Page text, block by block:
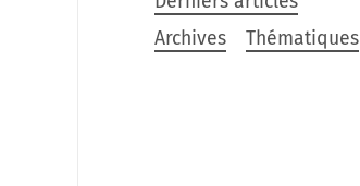
Archives
Thématiques